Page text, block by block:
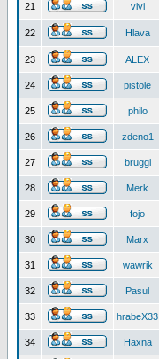
21 vivi
22 Hlava
23 ALEX
24 pistole
25 philo
26 zdeno1
27 bruggi
28 Merk
29 fojo
30 Marx
31 wawrik
32 Pasul
33 hrabeX33
34 Haxna